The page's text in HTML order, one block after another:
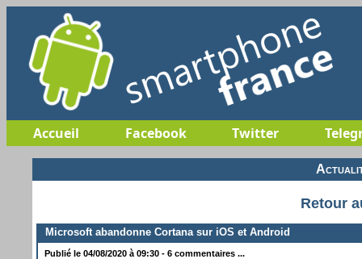
Accueil Facebook Twitter
Retour
Microsoft abandonne Cortana sur iOS et Android
Publié le 04/08/2020 à 09:30 - 6 commentaires ...